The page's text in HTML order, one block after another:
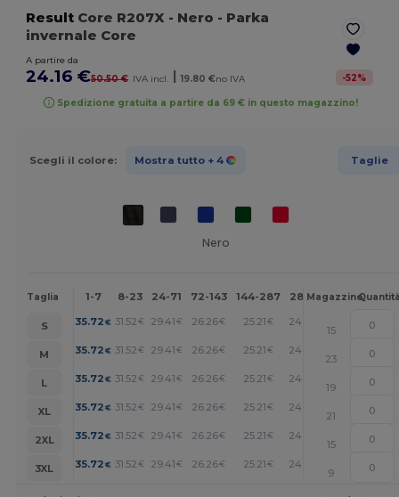
Result Core R207X - Nero - Parka
invernale Core
A partire da
24.16 €50.50 € IVA incl. | 19.80 €no IVA -52%
Spedizione gratuita a partire da 69 € in questo magazzino!
Scegli il colore: Mostra tutto + 4 Taglie
Nero
Taglia 1-7 8-23 24-71 72-143 144-287 288 + Altri
Magazzino
S 35.72 € 31.52 € 29.41€ 26.26€ 25.21€ 24.16 +
15
M
35.72 € 31.52 € 29.41€ 26.26€ 25.21€ 24.16 +
23
L
35.72 € 31.52 € 29.41€ 26.26€ 25.21€ 24.16 +
19
XL
35.72 € 31.52 € 29.41€ 26.26€ 25.21€ 24.16
21
2XL
35.72 € 31.52 € 29.41€ 26.26€ 25.21€ 24.16 +
15
3XL
35.72 € 31.52 € 29.41€ 26.26€ 25.21€ 24.16
9